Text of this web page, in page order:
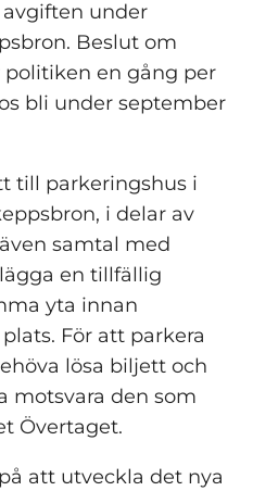
under
Beslut om
en gång per
bli under september
till parkeringshus i
i delar av
samtal med
en tillfällig
yta innan
För att parkera
lösa biljett och
motsvara den som
Övertaget.
att utveckla det nya